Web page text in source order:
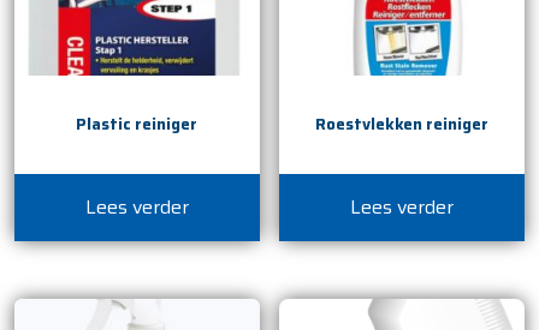
Plastic reiniger
Lees verder
Roestvlekken reiniger
Lees verder